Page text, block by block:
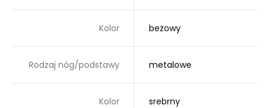
Kolor beżowy
Rodzaj nóg/podstawy metalowe
Kolor srebrny